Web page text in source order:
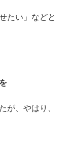
たい」などと
が、やはり、